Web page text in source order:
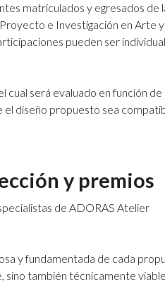
matriculados y egresados de
e Investigación en Arte
pueden ser
será evaluado en función
el diseño propuesto sea
y premios
de ADORAS Atelier
y fundamentada de cada
sino también técnicamente